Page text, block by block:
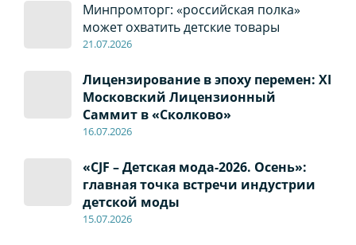
Минпромторг: «российская полка»
может охватить детские товары
21.07.2026
Лицензирование в эпоху перемен: XI
Московский Лицензионный
Саммит в «Сколково»
16.07.2026
«CJF – Детская мода-2026. Осень»:
главная точка встречи индустрии
детской моды
15.07.2026